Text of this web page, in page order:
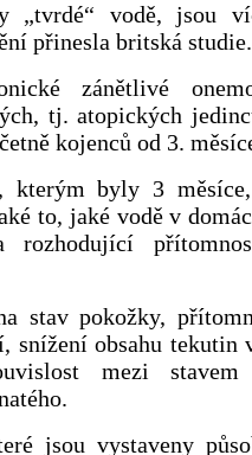
„tvrdé“ vodě, jsou
přinesla britská studie.
zánětlivé
tj. atopických
kojenců od 3.
kterým byly 3
to, jaké vodě v
rozhodující
stav pokožky,
snížení obsahu tekutin
mezi
jsou vystaveny